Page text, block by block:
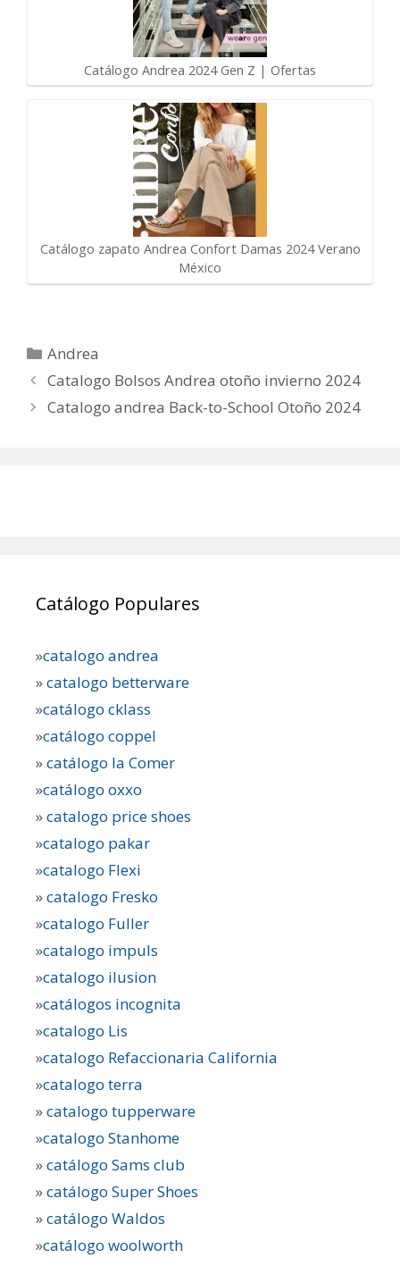
Catálogo Andrea 2024 Gen Z | Ofertas
Catálogo zapato Andrea Confort Damas 2024 Verano
México
Categorías
Andrea
Catalogo Bolsos Andrea otoño invierno 2024
Catalogo andrea Back-to-School Otoño 2024
Catálogo Populares
»catalogo andrea
»catalogo betterware
»catálogo cklass
»catálogo coppel
»catálogo la Comer
»catálogo oxxo
»catalogo price shoes
»catalogo pakar
»catalogo Flexi
»catalogo Fresko
»catalogo Fuller
»catalogo impuls
»catalogo ilusion
»catálogos incognita
»catalogo Lis
»catalogo Refaccionaria California
»catalogo terra
»catalogo tupperware
»catalogo Stanhome
»catálogo Sams club
»catálogo Super Shoes
»catálogo Waldos
»catálogo woolworth